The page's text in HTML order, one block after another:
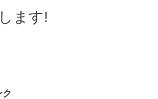
ます!
ク